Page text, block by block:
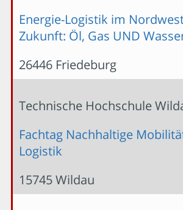
Energie-Logistik im
Zukunft: Öl, Gas UND
26446 Friedeburg
Technische Hochschule
Fachtag Nachhaltige
Logistik
15745 Wildau